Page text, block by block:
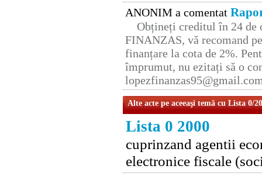
ANONIM a comentat
Obțineți creditul în 24 de
FINANZAS, vă recomand
finanțare la cota de 2%.
împrumut, nu ezitați să o
Alte acte pe aceeaşi temă cu Lista 0/
Lista 0 2000
cuprinzand agentii
electronice fiscale